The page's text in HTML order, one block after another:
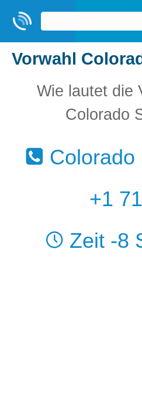
Vorwahl
Wie lautet die
Colorado
Colorado
+1
Zeit -8